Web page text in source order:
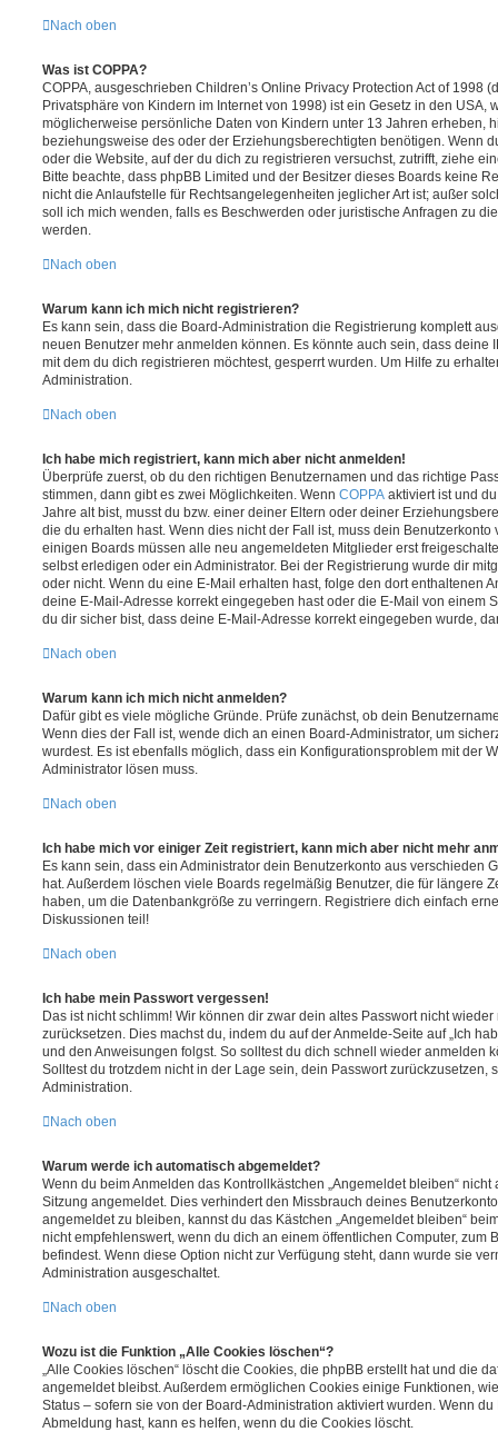
Nach oben
Was ist COPPA?
COPPA, ausgeschrieben Children’s Online Privacy Protection Act of 1998
Privatsphäre von Kindern im Internet von 1998) ist ein Gesetz in den USA,
möglicherweise persönliche Daten von Kindern unter 13 Jahren erheben,
beziehungsweise des oder der Erziehungsberechtigten benötigen. Wenn
oder die Website, auf der du dich zu registrieren versuchst, zutrifft, ziehe
Bitte beachte, dass phpBB Limited und der Besitzer dieses Boards keine
nicht die Anlaufstelle für Rechtsangelegenheiten jeglicher Art ist; außer
soll ich mich wenden, falls es Beschwerden oder juristische Anfragen zu
werden.
Nach oben
Warum kann ich mich nicht registrieren?
Es kann sein, dass die Board-Administration die Registrierung komplett
neuen Benutzer mehr anmelden können. Es könnte auch sein, dass deine
mit dem du dich registrieren möchtest, gesperrt wurden. Um Hilfe zu
Administration.
Nach oben
Ich habe mich registriert, kann mich aber nicht anmelden!
Überprüfe zuerst, ob du den richtigen Benutzernamen und das richtige
stimmen, dann gibt es zwei Möglichkeiten. Wenn COPPA aktiviert ist und
Jahre alt bist, musst du bzw. einer deiner Eltern oder deiner
die du erhalten hast. Wenn dies nicht der Fall ist, muss dein
einigen Boards müssen alle neu angemeldeten Mitglieder erst
selbst erledigen oder ein Administrator. Bei der Registrierung wurde dir
oder nicht. Wenn du eine E-Mail erhalten hast, folge den dort enthaltenen
deine E-Mail-Adresse korrekt eingegeben hast oder die E-Mail von einem
du dir sicher bist, dass deine E-Mail-Adresse korrekt eingegeben wurde,
Nach oben
Warum kann ich mich nicht anmelden?
Dafür gibt es viele mögliche Gründe. Prüfe zunächst, ob dein
Wenn dies der Fall ist, wende dich an einen Board-Administrator, um
wurdest. Es ist ebenfalls möglich, dass ein Konfigurationsproblem mit der
Administrator lösen muss.
Nach oben
Ich habe mich vor einiger Zeit registriert, kann mich aber nicht mehr
Es kann sein, dass ein Administrator dein Benutzerkonto aus verschieden
hat. Außerdem löschen viele Boards regelmäßig Benutzer, die für längere
haben, um die Datenbankgröße zu verringern. Registriere dich einfach
Diskussionen teil!
Nach oben
Ich habe mein Passwort vergessen!
Das ist nicht schlimm! Wir können dir zwar dein altes Passwort nicht
zurücksetzen. Dies machst du, indem du auf der Anmelde-Seite auf „Ich
und den Anweisungen folgst. So solltest du dich schnell wieder anmelden
Solltest du trotzdem nicht in der Lage sein, dein Passwort zurückzusetzen,
Administration.
Nach oben
Warum werde ich automatisch abgemeldet?
Wenn du beim Anmelden das Kontrollkästchen „Angemeldet bleiben“
Sitzung angemeldet. Dies verhindert den Missbrauch deines
angemeldet zu bleiben, kannst du das Kästchen „Angemeldet bleiben“
nicht empfehlenswert, wenn du dich an einem öffentlichen Computer, zum
befindest. Wenn diese Option nicht zur Verfügung steht, dann wurde sie
Administration ausgeschaltet.
Nach oben
Wozu ist die Funktion „Alle Cookies löschen“?
„Alle Cookies löschen“ löscht die Cookies, die phpBB erstellt hat und die
angemeldet bleibst. Außerdem ermöglichen Cookies einige Funktionen,
Status – sofern sie von der Board-Administration aktiviert wurden. Wenn
Abmeldung hast, kann es helfen, wenn du die Cookies löscht.